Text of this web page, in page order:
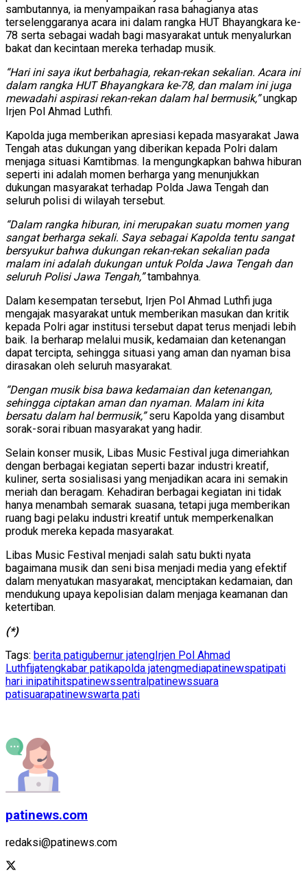
sambutannya, ia menyampaikan rasa bahagianya atas
terselenggaranya acara ini dalam rangka HUT Bhayangkara ke-
78 serta sebagai wadah bagi masyarakat untuk menyalurkan
bakat dan kecintaan mereka terhadap musik.
“Hari ini saya ikut berbahagia, rekan-rekan sekalian. Acara ini
dalam rangka HUT Bhayangkara ke-78, dan malam ini juga
mewadahi aspirasi rekan-rekan dalam hal bermusik,”ungkap
Irjen Pol Ahmad Luthfi.
Kapolda juga memberikan apresiasi kepada masyarakat Jawa
Tengah atas dukungan yang diberikan kepada Polri dalam
menjaga situasi Kamtibmas. Ia mengungkapkan bahwa hiburan
seperti ini adalah momen berharga yang menunjukkan
dukungan masyarakat terhadap Polda Jawa Tengah dan
seluruh polisi di wilayah tersebut.
“Dalam rangka hiburan, ini merupakan suatu momen yang
sangat berharga sekali. Saya sebagai Kapolda tentu sangat
bersyukur bahwa dukungan rekan-rekan sekalian pada
malam ini adalah dukungan untuk Polda Jawa Tengah dan
seluruh Polisi Jawa Tengah,”tambahnya.
Dalam kesempatan tersebut, Irjen Pol Ahmad Luthfi juga
mengajak masyarakat untuk memberikan masukan dan kritik
kepada Polri agar institusi tersebut dapat terus menjadi lebih
baik. Ia berharap melalui musik, kedamaian dan ketenangan
dapat tercipta, sehingga situasi yang aman dan nyaman bisa
dirasakan oleh seluruh masyarakat.
“Dengan musik bisa bawa kedamaian dan ketenangan,
sehingga ciptakan aman dan nyaman. Malam ini kita
bersatu dalam hal bermusik,”seru Kapolda yang disambut
sorak-sorai ribuan masyarakat yang hadir.
Selain konser musik, Libas Music Festival juga dimeriahkan
dengan berbagai kegiatan seperti bazar industri kreatif,
kuliner, serta sosialisasi yang menjadikan acara ini semakin
meriah dan beragam. Kehadiran berbagai kegiatan ini tidak
hanya menambah semarak suasana, tetapi juga memberikan
ruang bagi pelaku industri kreatif untuk memperkenalkan
produk mereka kepada masyarakat.
Libas Music Festival menjadi salah satu bukti nyata
bagaimana musik dan seni bisa menjadi media yang efektif
dalam menyatukan masyarakat, menciptakan kedamaian, dan
mendukung upaya kepolisian dalam menjaga keamanan dan
ketertiban.
(*)
Tags: berita patigubernur jatengIrjen Pol Ahmad
Luthfijatengkabar patikapolda jatengmediapatinewspatipati
hari inipatihitspatinewssentralpatinewssuara
patisuarapatinewswarta pati
patinews.com
redaksi@patinews.com